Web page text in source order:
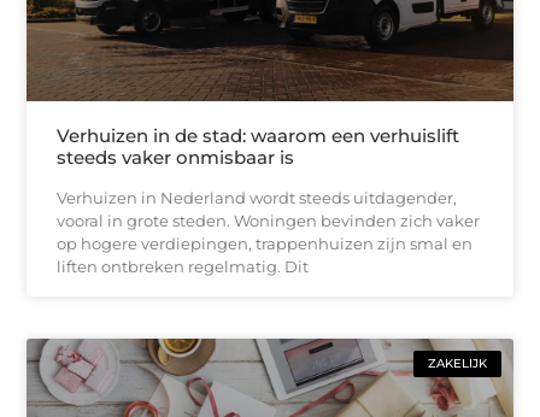
Verhuizen in de stad: waarom een verhuislift
steeds vaker onmisbaar is
Verhuizen in Nederland wordt steeds uitdagender,
vooral in grote steden. Woningen bevinden zich vaker
op hogere verdiepingen, trappenhuizen zijn smal en
liften ontbreken regelmatig. Dit
ZAKELIJK